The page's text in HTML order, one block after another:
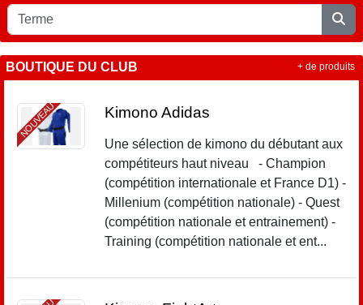
BOUTIQUE DU CLUB
NOUVEAU Kimono Adidas
Une sélection de kimono du débutant aux
compétiteurs haut niveau - Champion
(compétition internationale et France D1) -
Millenium (compétition nationale) - Quest
(compétition nationale et entrainement) -
Training (compétition nationale et ent...
+ de produits